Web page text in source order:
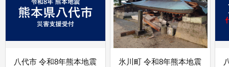
八代市 令和8年熊本地震
氷川町 令和8年熊本地震